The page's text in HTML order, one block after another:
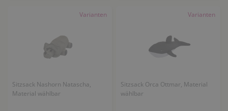
Varianten
Sitzsack Nashorn Natascha,
Material wählbar
Varianten
Sitzsack Orca Ottmar, Material
wählbar